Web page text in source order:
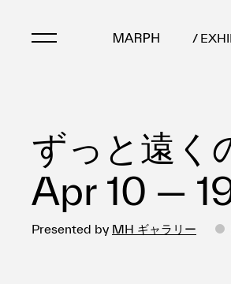
/
Art
ずっと遠く
Apr 10 —
Presented by MH ギャラリー